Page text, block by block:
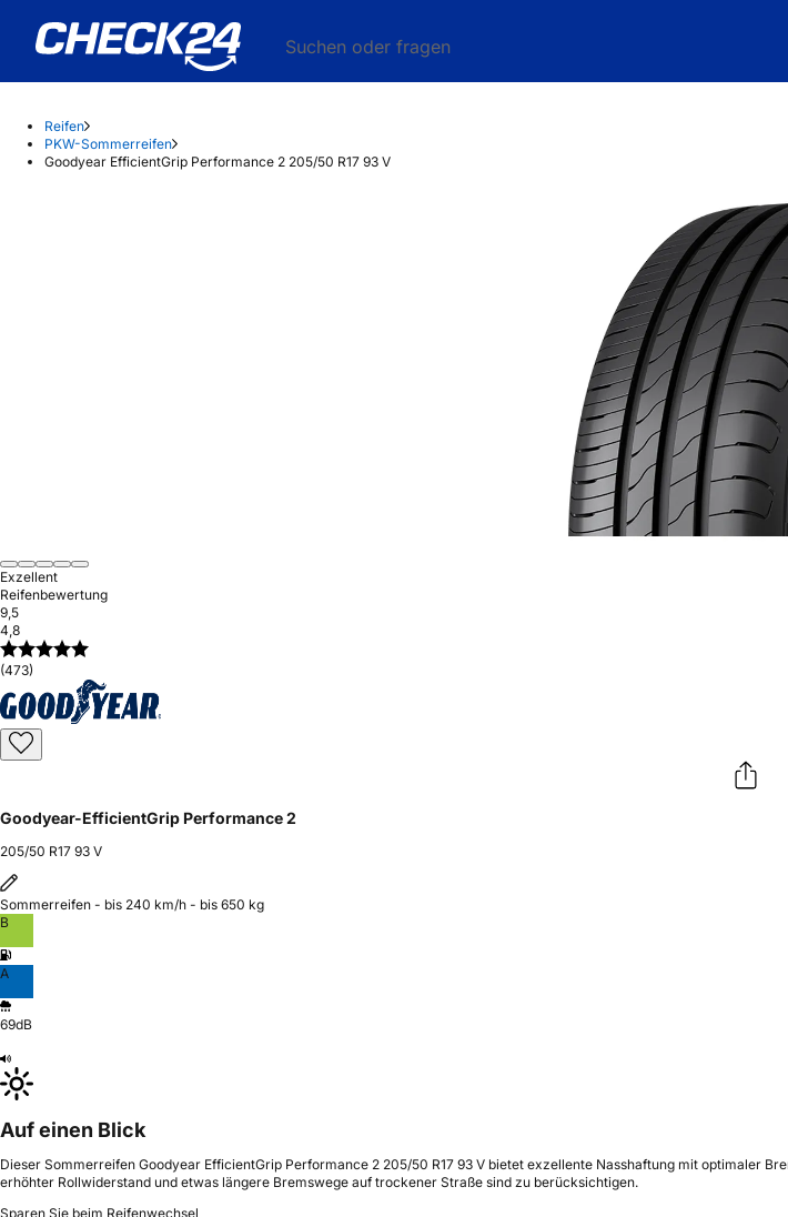
Suchen oder fragen
Reifen
PKW-Sommerreifen
Goodyear EfficientGrip Performance 2 205/50 R17 93 V
Exzellent
Reifenbewertung
9,5
4,8
(473)
Goodyear-EfficientGrip Performance 2
205/50 R17 93 V
Sommerreifen - bis 240 km/h - bis 650 kg
B
A
69dB
Auf einen Blick
Dieser Sommerreifen Goodyear EfficientGrip Performance 2 205/50 R17 93 V bietet exzellente Nasshaftung mit optimaler
erhöhter Rollwiderstand und etwas längere Bremswege auf trockener Straße sind zu berücksichtigen.
Sparen Sie beim Reifenwechsel